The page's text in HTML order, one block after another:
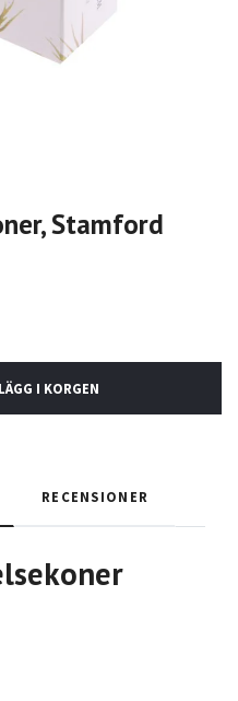
Stamford
LÄGG I KORGEN
RECENSIONER